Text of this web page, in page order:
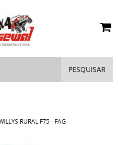
PESQUISAR
RURAL F75 - FAG